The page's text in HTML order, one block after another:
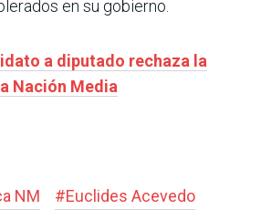
en su gobierno.
a diputado rechaza la
Nación Media
NM #Euclides Acevedo